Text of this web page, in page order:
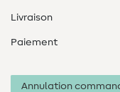
Livraison
Paiement
Annulation